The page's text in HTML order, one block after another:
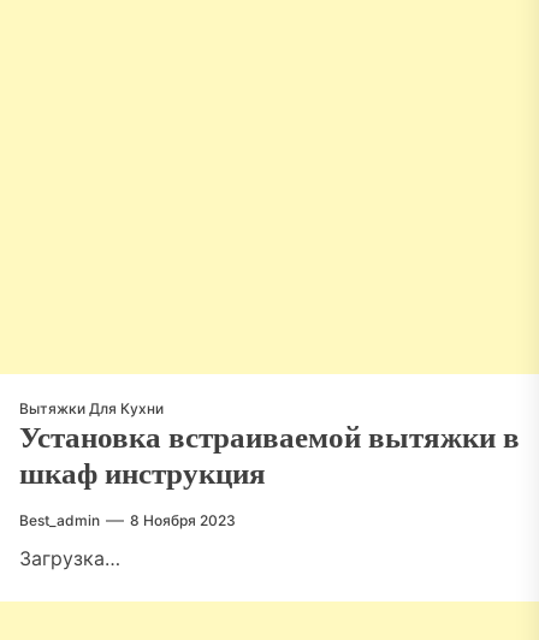
Вытяжки Для Кухни
Установка встраиваемой вытяжки в
шкаф инструкция
Best_admin 8 Ноября 2023
Загрузка…